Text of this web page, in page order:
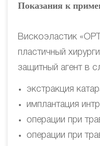
Показания к
Вискоэластик
пластичный
защитный агент в
экстракция
имплантация
операции при
операции при